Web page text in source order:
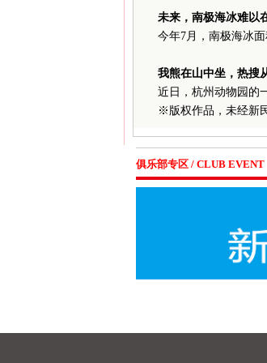
未来，南极海冰难以
今年7月，南极海冰
我熊在山中坐，热搜
近日，杭州动物园的
※ 版权作品，未经新
俱乐部专区 / CLUB EVENT